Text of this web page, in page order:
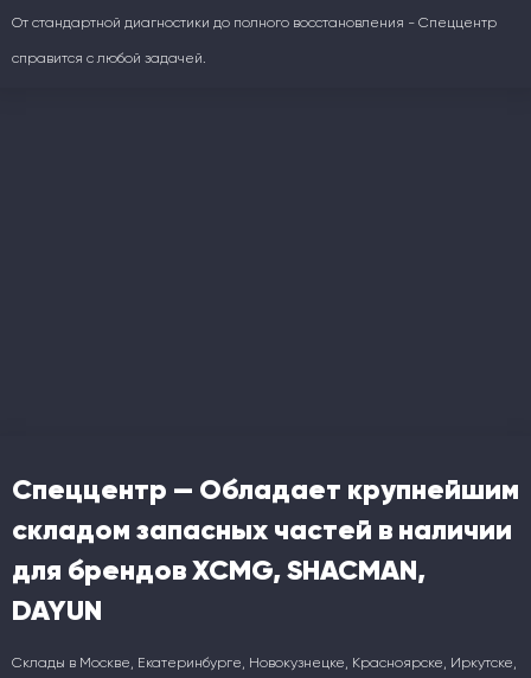
От стандартной диагностики до полного восстановления - Спеццентр
справится с любой задачей.
Спеццентр — Обладает крупнейшим
складом запасных частей в наличии
для брендов XCMG, SHACMAN,
DAYUN
Склады в Москве, Екатеринбурге, Новокузнецке, Красноярске, Иркутске,